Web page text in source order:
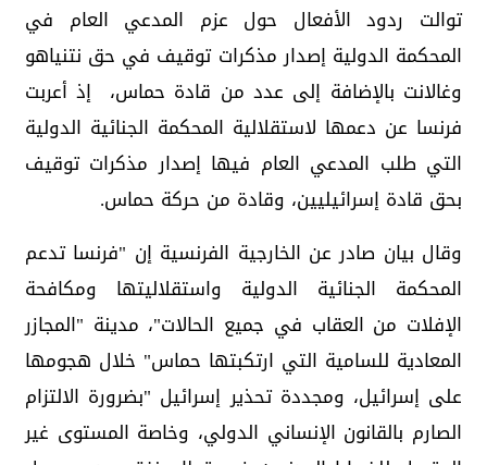
توالت ردود الأفعال حول عزم المدعي العام في
المحكمة الدولية إصدار مذكرات توقيف في حق نتنياهو
وغالانت بالإضافة إلى عدد من قادة حماس، إذ أعربت
فرنسا عن دعمها لاستقلالية المحكمة الجنائية الدولية
التي طلب المدعي العام فيها إصدار مذكرات توقيف
بحق قادة إسرائيليين، وقادة من حركة حماس.
وقال بيان صادر عن الخارجية الفرنسية إن "فرنسا تدعم
المحكمة الجنائية الدولية واستقلاليتها ومكافحة
الإفلات من العقاب في جميع الحالات"، مدينة "المجازر
المعادية للسامية التي ارتكبتها حماس" خلال هجومها
على إسرائيل، ومجددة تحذير إسرائيل "بضرورة الالتزام
الصارم بالقانون الإنساني الدولي، وخاصة المستوى غير